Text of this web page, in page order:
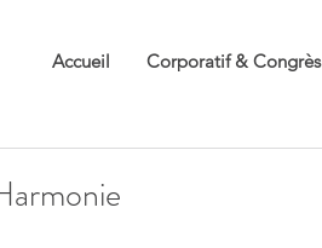
Accueil Corporatif & Congrès